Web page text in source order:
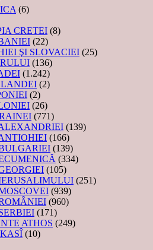
(6)
CRETEI (8)
(22)
ŞI SLOVACIEI (25)
(136)
(1.242)
(2)
(2)
(26)
(771)
(139)
(166)
(139)
(334)
(105)
(251)
(939)
(960)
(171)
ATHOS (249)
(10)